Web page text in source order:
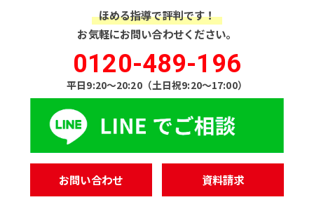
ほめる指導で評判です！
お気軽にお問い合わせください。
0120-489-196
平日9:20〜20:20（土日祝9:20〜17:00）
お問い合わせ 資料請求